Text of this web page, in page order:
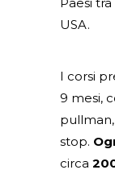
USA.
I corsi
9 mesi,
stop.
circa